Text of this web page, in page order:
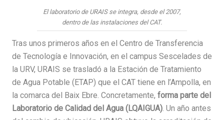
El laboratorio de URAIS se integra, desde el 2007,
dentro de las instalaciones del CAT.
Tras unos primeros años en el Centro de Transferencia
de Tecnología e Innovación, en el campus Sescelades de
la URV, URAIS se trasladó a la Estación de Tratamiento
de Agua Potable (ETAP) que el CAT tiene en l’Ampolla, en
la comarca del Baix Ebre. Concretamente, forma parte del
Laboratorio de Calidad del Agua (LQAIGUA). Un año antes